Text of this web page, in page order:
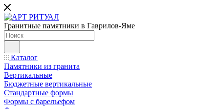
Гранитные памятники в Гаврилов-Яме
Каталог
Памятники из гранита
Вертикальные
Бюджетные вертикальные
Стандартные формы
Формы с барельефом